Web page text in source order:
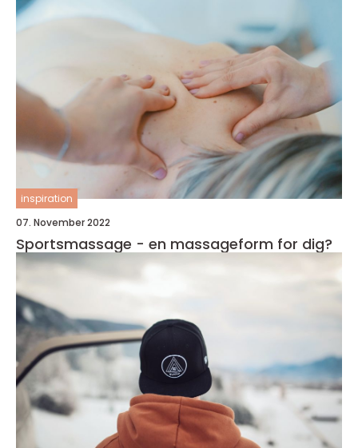
inspiration
07. November 2022
Sportsmassage - en massageform for dig?